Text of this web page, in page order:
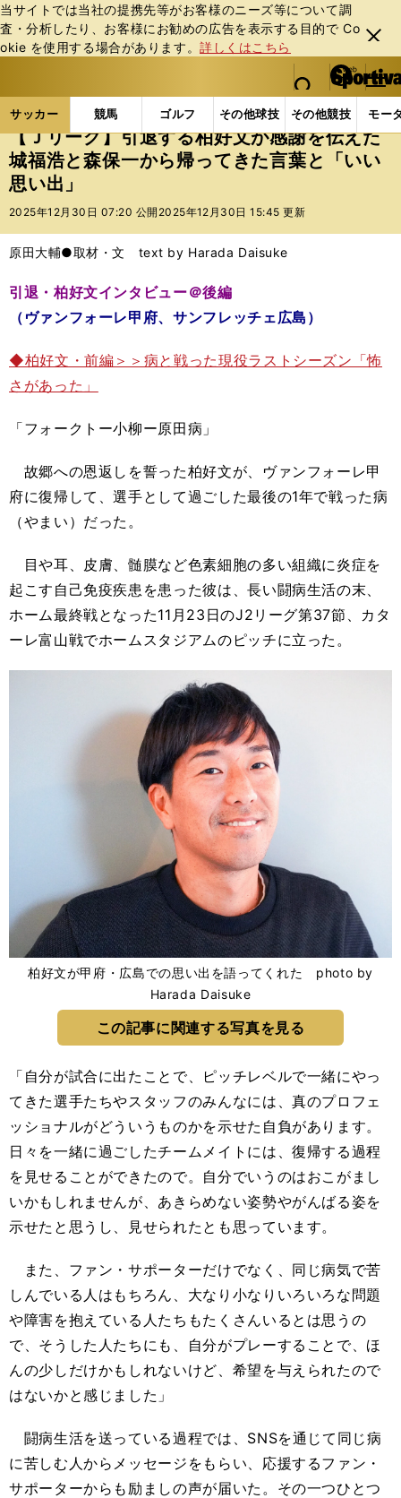
当サイトでは当社の提携先等がお客様のニーズ等について調
査・分析したり、お客様にお勧めの広告を表⽰する⽬的で Co
okie を使⽤する場合があります。詳しくはこちら
閉じ
る
web Sportiva (webスポルティーバ)
検索
マイペ
ー
ジ
メニュ
サッカー 競馬 ゴルフ その他球技 その他競技 モー
ス
ポ
ル
テ
ー
バ
サッカーの記事一覧 Jリーグ他 Jリーグ 【Ｊリ
【Ｊリーグ】引退する柏好文が感謝を伝えた
城福浩と森保一から帰ってきた言葉と「いい
思い出」
2025年12月30日 07:20 公開 2025年12月30日 15:45 更新
原田大輔●取材・文 text by Harada Daisuke
引退・柏好文インタビュー＠後編
（ヴァンフォーレ甲府、サンフレッチェ広島）
◆柏好文・前編＞＞病と戦った現役ラストシーズン「怖
さがあった」
「フォークトー小柳ー原田病」
故郷への恩返しを誓った柏好文が、ヴァンフォーレ甲
府に復帰して、選手として過ごした最後の1年で戦った病
（やまい）だった。
目や耳、皮膚、髄膜など色素細胞の多い組織に炎症を
起こす自己免疫疾患を患った彼は、長い闘病生活の末、
ホーム最終戦となった11月23日のJ2リーグ第37節、カタ
ーレ富山戦でホームスタジアムのピッチに立った。
柏好文が甲府・広島での思い出を語ってくれた photo by
Harada Daisuke
この記事に関連する写真を見る
「自分が試合に出たことで、ピッチレベルで一緒にやっ
てきた選手たちやスタッフのみんなには、真のプロフェ
ッショナルがどういうものかを示せた自負があります。
日々を一緒に過ごしたチームメイトには、復帰する過程
を見せることができたので。自分でいうのはおこがまし
いかもしれませんが、あきらめない姿勢やがんばる姿を
示せたと思うし、見せられたとも思っています。
また、ファン・サポーターだけでなく、同じ病気で苦
しんでいる人はもちろん、大なり小なりいろいろな問題
や障害を抱えている人たちもたくさんいるとは思うの
で、そうした人たちにも、自分がプレーすることで、ほ
んの少しだけかもしれないけど、希望を与えられたので
はないかと感じました」
闘病生活を送っている過程では、SNSを通じて同じ病
に苦しむ人からメッセージをもらい、応援するファン・
サポーターからも励ましの声が届いた。その一つひとつ